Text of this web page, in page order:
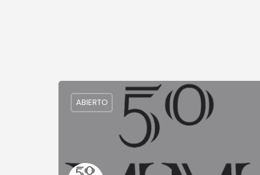
ABIERTO